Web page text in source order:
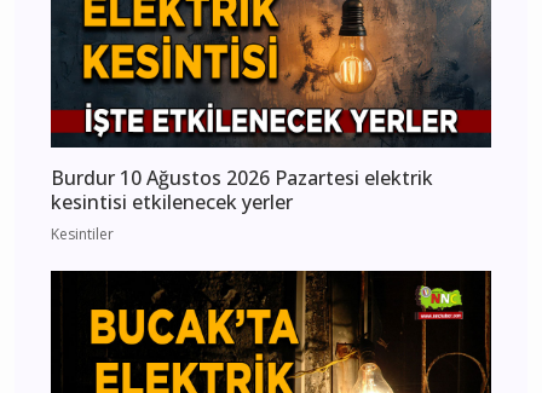
Burdur 10 Ağustos 2026 Pazartesi elektrik
kesintisi etkilenecek yerler
Kesintiler